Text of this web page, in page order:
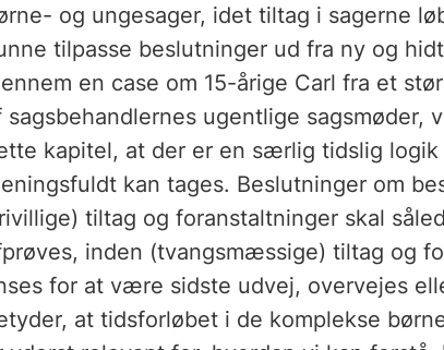
og ungesager, idet tiltag i sagerne
tilpasse beslutninger ud fra ny og
en case om 15-årige Carl fra et
sagsbehandlernes ugentlige sagsmøder,
kapitel, at der er en særlig tidslig
kan tages. Beslutninger om
tiltag og foranstaltninger skal
inden (tvangsmæssige) tiltag og
for at være sidste udvej, overvejes
at tidsforløbet i de komplekse